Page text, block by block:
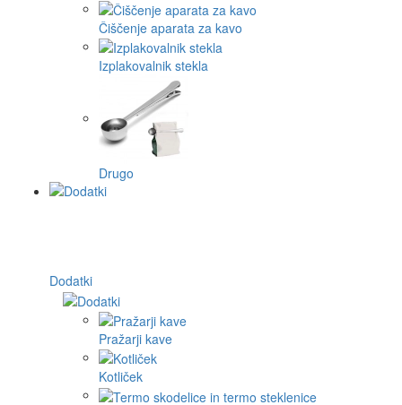
Čiščenje aparata za kavo
Izplakovalnik stekla
Drugo
Dodatki
Pražarji kave
Kotliček